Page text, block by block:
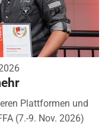
Plattformen und
(7.-9. Nov. 2026)